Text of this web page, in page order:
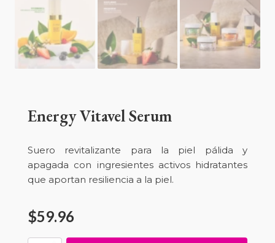
Energy Vitavel Serum
Suero revitalizante para la piel pálida y
apagada con ingresientes activos hidratantes
que aportan resiliencia a la piel.
$59.96